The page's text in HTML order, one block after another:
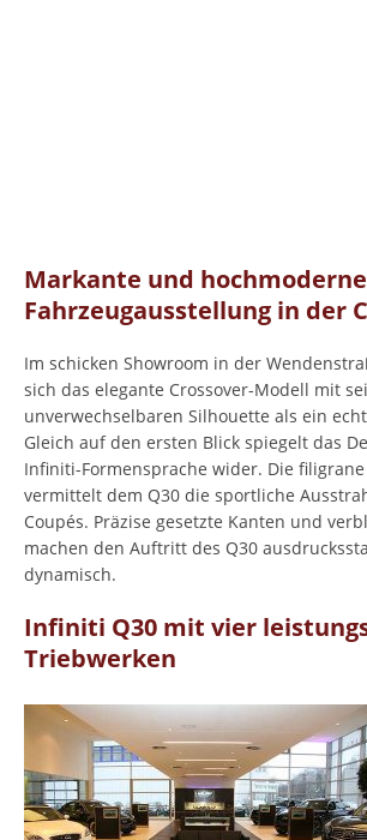
Markante und hochmoderne
Fahrzeugausstellung in der
Im schicken Showroom in der
sich das elegante Crossover-Modell mit
unverwechselbaren Silhouette als ein
Gleich auf den ersten Blick spiegelt das
Infiniti-Formensprache wider. Die
vermittelt dem Q30 die sportliche
Coupés. Präzise gesetzte Kanten und
machen den Auftritt des Q30
dynamisch.
Infiniti Q30 mit vier
Triebwerken